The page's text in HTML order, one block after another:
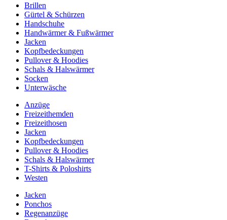
Brillen
Gürtel & Schürzen
Handschuhe
Handwärmer & Fußwärmer
Jacken
Kopfbedeckungen
Pullover & Hoodies
Schals & Halswärmer
Socken
Unterwäsche
Anzüge
Freizeithemden
Freizeithosen
Jacken
Kopfbedeckungen
Pullover & Hoodies
Schals & Halswärmer
T-Shirts & Poloshirts
Westen
Jacken
Ponchos
Regenanzüge